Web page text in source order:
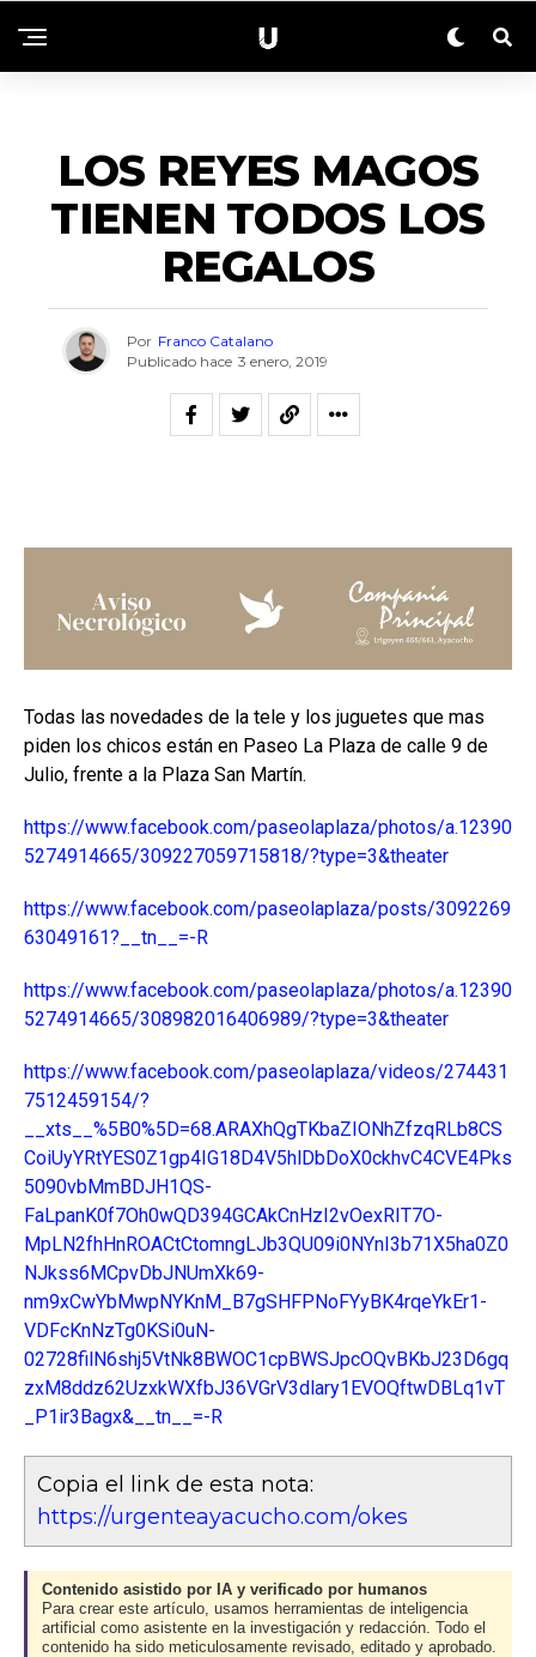
LOS REYES MAGOS
TIENEN TODOS LOS
REGALOS
Por Franco Catalano
Publicado hace 3 enero, 2019
Todas las novedades de la tele y los juguetes que mas
piden los chicos están en Paseo La Plaza de calle 9 de
Julio, frente a la Plaza San Martín.
https://www.facebook.com/paseolaplaza/photos/a.12390
5274914665/309227059715818/?type=3&theater
https://www.facebook.com/paseolaplaza/posts/3092269
63049161?__tn__=-R
https://www.facebook.com/paseolaplaza/photos/a.12390
5274914665/308982016406989/?type=3&theater
https://www.facebook.com/paseolaplaza/videos/274431
7512459154/?
__xts__%5B0%5D=68.ARAXhQgTKbaZIONhZfzqRLb8CS
CoiUyYRtYES0Z1gp4IG18D4V5hlDbDoX0ckhvC4CVE4Pks
5090vbMmBDJH1QS-
FaLpanK0f7Oh0wQD394GCAkCnHzI2vOexRIT7O-
MpLN2fhHnROACtCtomngLJb3QU09i0NYnI3b71X5ha0Z0
NJkss6MCpvDbJNUmXk69-
nm9xCwYbMwpNYKnM_B7gSHFPNoFYyBK4rqeYkEr1-
VDFcKnNzTg0KSi0uN-
02728filN6shj5VtNk8BWOC1cpBWSJpcOQvBKbJ23D6gq
zxM8ddz62UzxkWXfbJ36VGrV3dlary1EVOQftwDBLq1vT
_P1ir3Bagx&__tn__=-R
Copia el link de esta nota:
https://urgenteayacucho.com/okes
Contenido asistido por IA y verificado por humanos
Para crear este artículo, usamos herramientas de inteligencia
artificial como asistente en la investigación y redacción. Todo el
contenido ha sido meticulosamente revisado, editado y aprobado.